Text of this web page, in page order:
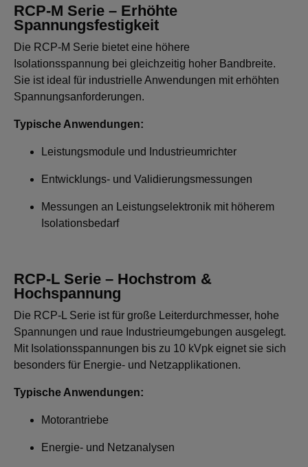
RCP-M Serie – Erhöhte
Spannungsfestigkeit
Die RCP-M Serie bietet eine höhere
Isolationsspannung bei gleichzeitig hoher Bandbreite.
Sie ist ideal für industrielle Anwendungen mit erhöhten
Spannungsanforderungen.
Typische Anwendungen:
Leistungsmodule und Industrieumrichter
Entwicklungs- und Validierungsmessungen
Messungen an Leistungselektronik mit höherem
Isolationsbedarf
RCP-L Serie – Hochstrom &
Hochspannung
Die RCP-L Serie ist für große Leiterdurchmesser, hohe
Spannungen und raue Industrieumgebungen ausgelegt.
Mit Isolationsspannungen bis zu 10 kVpk eignet sie sich
besonders für Energie- und Netzapplikationen.
Typische Anwendungen:
Motorantriebe
Energie- und Netzanalysen